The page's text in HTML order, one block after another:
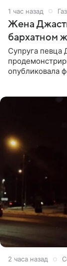
1 час назад
Жена
бархатном
Супруга певца
опубликовала
2 часа назад